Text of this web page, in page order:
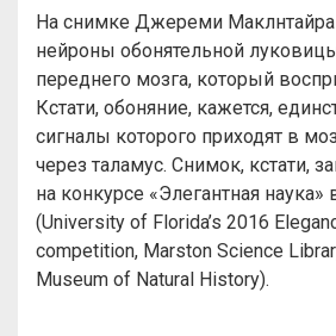
На снимке Джереми
нейроны обонятельной
переднего мозга, который
Кстати, обоняние, кажется,
сигналы которого приходят в
через таламус. Снимок, кстати,
на конкурсе «Элегантная наука»
(University of Florida’s 2016
competition, Marston Science
Museum of Natural History).